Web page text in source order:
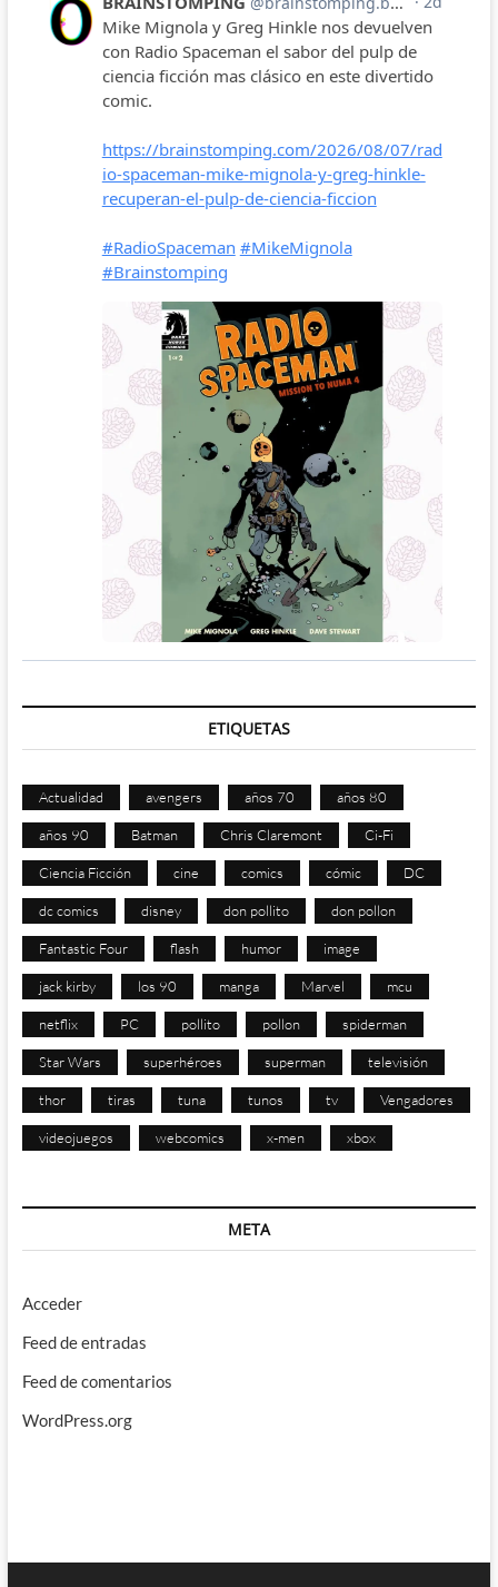
ETIQUETAS
Actualidad avengers años 70 años 80
años 90 Batman Chris Claremont Ci-Fi
Ciencia Ficción cine comics cómic DC
dc comics disney don pollito don pollon
Fantastic Four flash humor image
jack kirby los 90 manga Marvel mcu
netflix PC pollito pollon spiderman
Star Wars superhéroes superman televisión
thor tiras tuna tunos tv Vengadores
videojuegos webcomics x-men xbox
META
Acceder
Feed de entradas
Feed de comentarios
WordPress.org